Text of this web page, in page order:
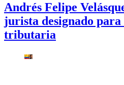
Andrés Felipe
jurista designado
tributaria